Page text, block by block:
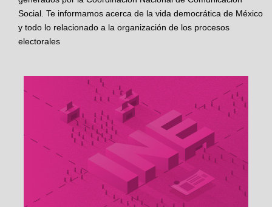
Social. Te informamos acerca de la vida democrática de México
y todo lo relacionado a la organización de los procesos
electorales